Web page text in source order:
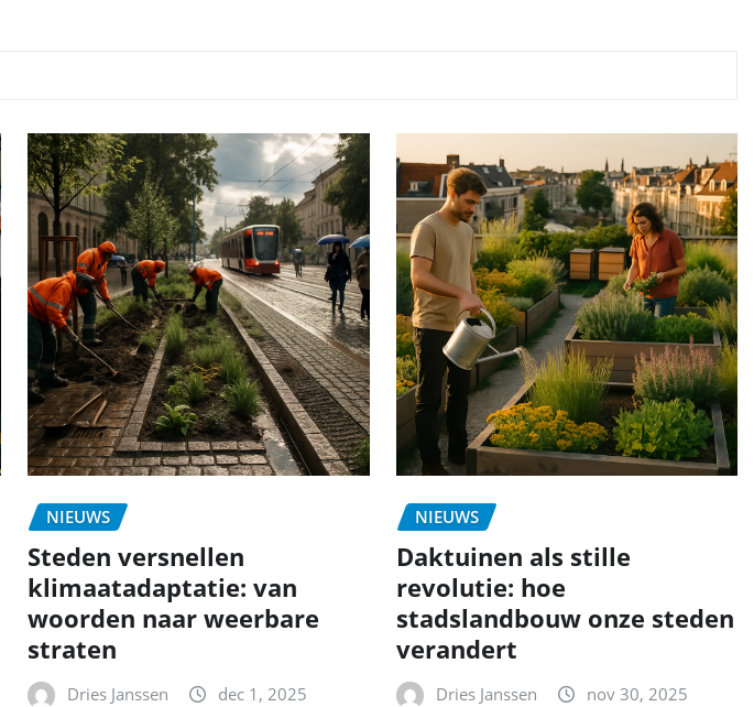
NIEUWS
Steden versnellen
klimaatadaptatie: van
woorden naar weerbare
straten
Dries Janssen dec 1, 2025
NIEUWS
Daktuinen als stille
revolutie: hoe
stadslandbouw onze steden
verandert
Dries Janssen nov 30, 2025